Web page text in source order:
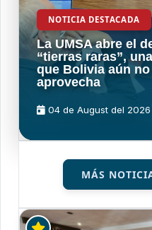
NOTICIA DESTACADA
La UMSA abre el
“tierras raras”,
que Bolivia aún
aprovecha
04 de August del 2026
MÁS